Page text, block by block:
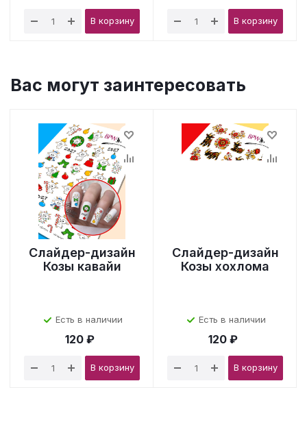
В корзину В корзину
Вас могут заинтересовать
Слайдер-дизайн
Козы кавайи
Есть в наличии
120 ₽
В корзину
Слайдер-дизайн
Козы хохлома
Есть в наличии
120 ₽
В корзину